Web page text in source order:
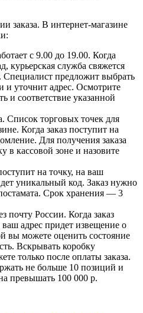
заказа. В интернет-магазине
с 9.00 до 19.00. Когда
курьерская служба свяжется
Специалист предложит выбрать
и уточнит адрес. Осмотрите
и соответствие указанной
Список торговых точек для
Когда заказ поступит на
Для получения заказа
в кассовой зоне и назовите
на точку, на ваш
уникальный код. Заказ нужно
Срок хранения — 3
почту России. Когда заказ
адрес придет извещение о
вы можете оценить состояние
Вскрывать коробку
только после оплаты заказа.
не больше 10 позиций и
превышать 100 000 р.